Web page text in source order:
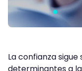
La confianza